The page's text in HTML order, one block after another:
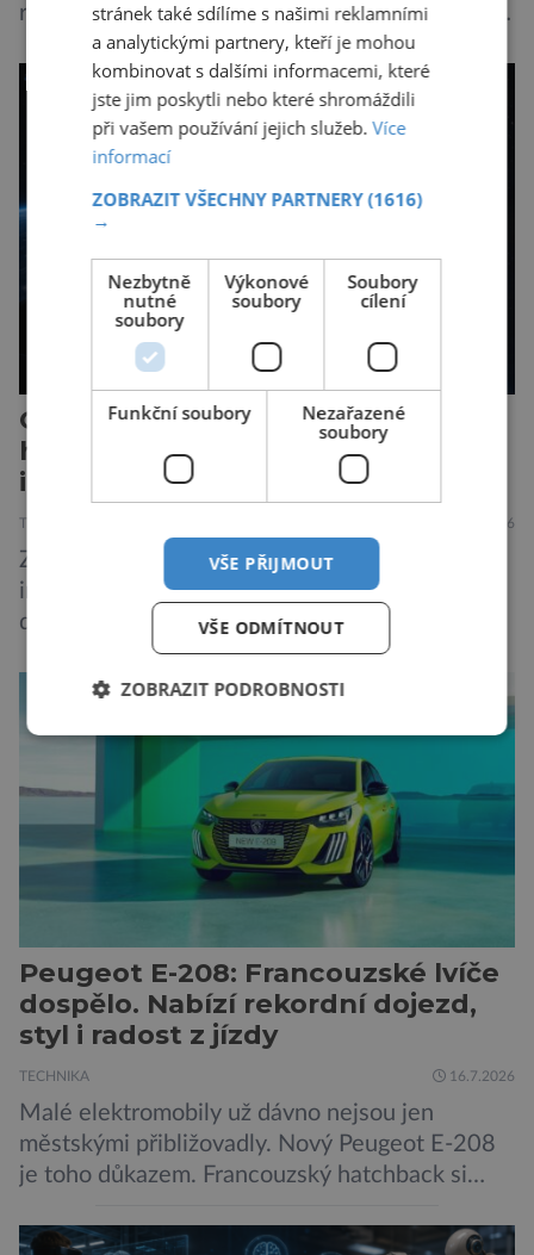
radí. Jenže právě tahle domnělá vstřícnost má i
svou temnou stránku… Nová studie výzkumníků
z City University of New York a King’s College
London ukazuje, že někteří choboti, včetně
populárního systému Grok od firmy xAI Elona
Muska, mají tendenci podporovat bludné
představy […]
Odborníci varují před novou
hrozbou poháněnou umělou
inteligencí
TECHNIKA 19.7.2026
Způsob, jakým způsobem tvůrci umělé
inteligence mění svět ze dne na den, nemá v
dějinách lidstva obdoby. Avšak, zatímco většina
pozornosti se soustředí na chatboty,
generování obrázků nebo automatizaci práce,
méně nápadné riziko. Podle některých
odborníků by už během příštích dvou let mohly
pokročilé systémy AI výrazně usnadnit
kybernetické útoky […]
Peugeot E-208: Francouzské lvíče
dospělo. Nabízí rekordní dojezd,
styl i radost z jízdy
TECHNIKA 16.7.2026
Malé elektromobily už dávno nejsou jen
městskými přibližovadly. Nový Peugeot E-208
je toho důkazem. Francouzský hatchback si
dojezd a modernější technologie, ale hlavně
stránek také sdílíme s našimi reklamními
a analytickými partnery, kteří je mohou
kombinovat s dalšími informacemi, které
jste jim poskytli nebo které shromáždili
při vašem používání jejich služeb.Více
informací
ZOBRAZIT VŠECHNY PARTNERY(1616)
→
Nezbytně
nutné
soubory
Výkonové
soubory
Soubory
cílení
Funkční soubory
Nezařazené
soubory
VŠE PŘIJMOUT
VŠE ODMÍTNOUT
ZOBRAZIT PODROBNOSTI